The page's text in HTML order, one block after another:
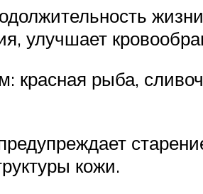
улучшает
красная рыба,
кожи.